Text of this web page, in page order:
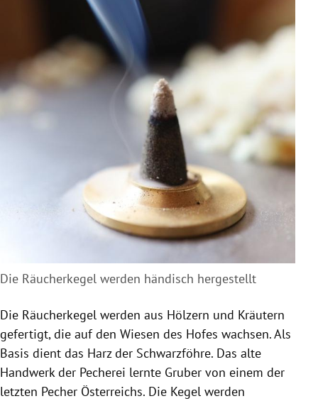
Die Räucherkegel werden händisch hergestellt
Die Räucherkegel werden aus Hölzern und Kräutern
gefertigt, die auf den Wiesen des Hofes wachsen. Als
Basis dient das Harz der Schwarzföhre. Das alte
Handwerk der Pecherei lernte Gruber von einem der
letzten Pecher Österreichs. Die Kegel werden